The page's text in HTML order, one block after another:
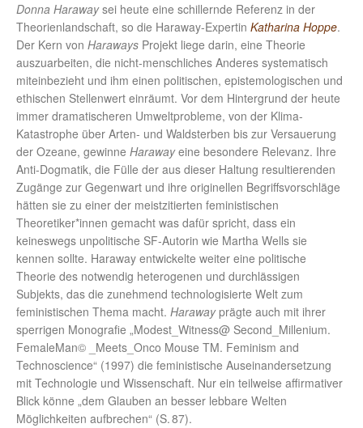
Donna Harawaysei heute eine schillernde Referenz in der
Theorienlandschaft, so die Haraway-Expertin Katharina Hoppe.
Der Kern von Haraways Projekt liege darin, eine Theorie
auszuarbeiten, die nicht-menschliches Anderes systematisch
miteinbezieht und ihm einen politischen, epistemologischen und
ethischen Stellenwert einräumt. Vor dem Hintergrund der heute
immer dramatischeren Umweltprobleme, von der Klima-
Katastrophe über Arten- und Waldsterben bis zur Versauerung
der Ozeane, gewinne Harawayeine besondere Relevanz. Ihre
Anti-Dogmatik, die Fülle der aus dieser Haltung resultierenden
Zugänge zur Gegenwart und ihre originellen Begriffsvorschläge
hätten sie zu einer der meistzitierten feministischen
Theoretiker*innen gemacht was dafür spricht, dass ein
keineswegs unpolitische SF-Autorin wie Martha Wells sie
kennen sollte. Haraway entwickelte weiter eine politische
Theorie des notwendig heterogenen und durchlässigen
Subjekts, das die zunehmend technologisierte Welt zum
feministischen Thema macht. Harawayprägte auch mit ihrer
sperrigen Monografie „Modest_Witness@ Second_Millenium.
FemaleMan© _Meets_Onco Mouse TM. Feminism and
Technoscience“ (1997) die feministische Auseinandersetzung
mit Technologie und Wissenschaft. Nur ein teilweise affirmativer
Blick könne „dem Glauben an besser lebbare Welten
Möglichkeiten aufbrechen“ (S. 87).